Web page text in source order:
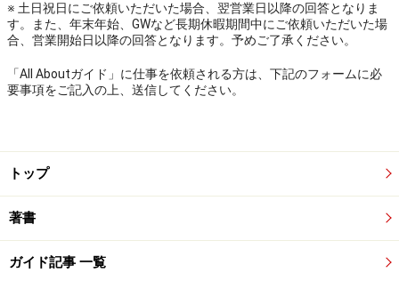
※ 土日祝日にご依頼いただいた場合、翌営業日以降の回答となりま
す。また、年末年始、GWなど長期休暇期間中にご依頼いただいた場
合、営業開始日以降の回答となります。予めご了承ください。
「All Aboutガイド」に仕事を依頼される方は、下記のフォームに必
要事項をご記入の上、送信してください。
トップ
著書
ガイド記事 一覧